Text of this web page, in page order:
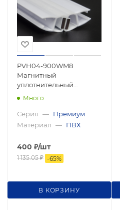
PVH04-900WM8
Магнитный
уплотнительный
профиль, прямой угол
2500мм,premium
Много
Серия — Премиум
Материал — ПВХ
400 ₽/шт
1 135.05₽ -65%
В КОРЗИНУ